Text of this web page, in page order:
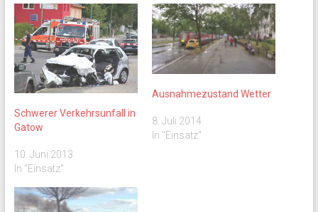
Schwerer Verkehrsunfall in
Gatow
10. Juni 2013
In "Einsatz"
Ausnahmezustand Wetter
8. Juli 2014
In "Einsatz"